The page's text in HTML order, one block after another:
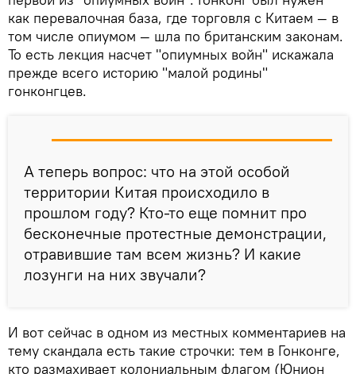
как перевалочная база, где торговля с Китаем — в
том числе опиумом — шла по британским законам.
То есть лекция насчет "опиумных войн" искажала
прежде всего историю "малой родины"
гонконгцев.
А теперь вопрос: что на этой особой
территории Китая происходило в
прошлом году? Кто-то еще помнит про
бесконечные протестные демонстрации,
отравившие там всем жизнь? И какие
лозунги на них звучали?
И вот сейчас в одном из местных комментариев на
тему скандала есть такие строчки: тем в Гонконге,
кто размахивает колониальным флагом (Юнион